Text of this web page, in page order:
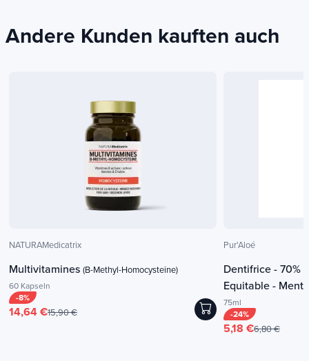
Andere Kunden kauften auch
NATURAMedicatrix
Multivitamines (B-Methyl-Homocysteine)
60 Kapseln
-8%
14,64 €15,90 €
Pur'Aloé
Dentifrice - 70%
Equitable -
75ml
-24%
5,18 €6,80 €